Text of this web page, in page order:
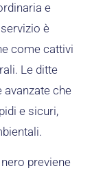
e
è
come cattivi
Le ditte
avanzate che
e sicuri,
previene